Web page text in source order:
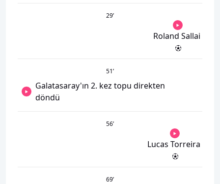
29’
Roland Sallai
51’
Galatasaray'ın 2. kez topu direkten
döndü
56’
Lucas Torreira
69’